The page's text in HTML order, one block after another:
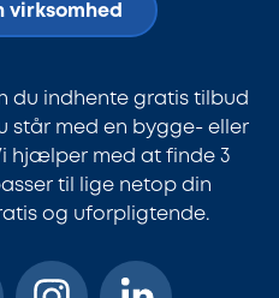
virksomhed
du indhente gratis tilbud
står med en bygge- eller
hjælper med at finde 3
til lige netop din
og uforpligtende.